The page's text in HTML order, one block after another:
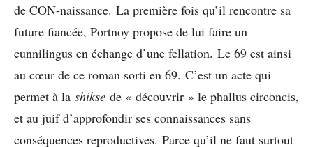
de CON-naissance. La première fois qu’il rencontre sa
future fiancée, Portnoy propose de lui faire un
cunnilingus en échange d’une fellation. Le 69 est ainsi
au cœur de ce roman sorti en 69. C’est un acte qui
permet à la shikse de « découvrir » le phallus circoncis,
et au juif d’approfondir ses connaissances sans
conséquences reproductives. Parce qu’il ne faut surtout